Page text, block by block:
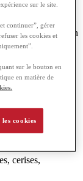
bon pain chaud,
on aime tous
mirabelles,… il y en
des plus petits et
sans sucre, à
lequel vous
cerises,
sur le site.
continuer”, gérer
les cookies et
sur le bouton en
en matière de
cookies